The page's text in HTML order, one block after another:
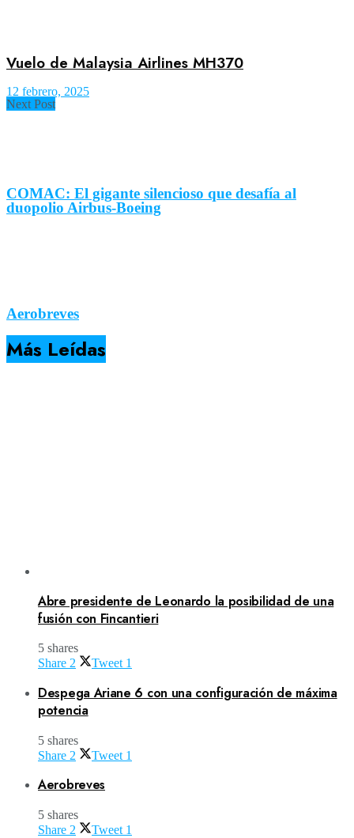
Vuelo de Malaysia Airlines MH370
12 febrero, 2025
Next Post
COMAC: El gigante silencioso que desafía al
duopolio Airbus-Boeing
Aerobreves
Más Leídas
Abre presidente de Leonardo la posibilidad de una
fusión con Fincantieri
5 shares
Share 2 Tweet 1
Despega Ariane 6 con una configuración de máxima
potencia
5 shares
Share 2 Tweet 1
Aerobreves
5 shares
Share 2 Tweet 1